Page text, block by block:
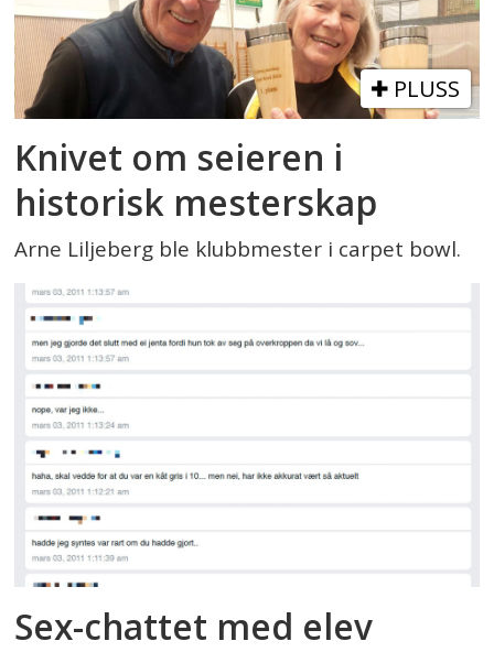
PLUSS
Knivet om seieren i
historisk mesterskap
Arne Liljeberg ble klubbmester i carpet bowl.
Sex-chattet med elev